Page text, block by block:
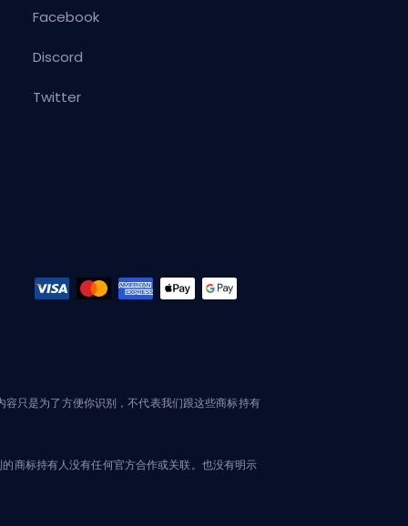
Facebook
Discord
Twitter
只是为了方便你识别，不代表我们跟这些商标持有
商标持有人没有任何官方合作或关联。也没有明示